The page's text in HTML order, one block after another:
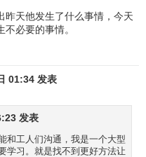
昨天他发生了什么事情，今天
必要的事情。
01:34 发表
发表
和工人们沟通，我是一个大型
学习。就是找不到更好方法让